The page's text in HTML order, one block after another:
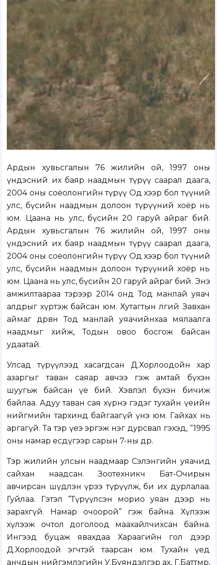
Ардын хувьсгалын 76 жилийн ой, 1997 оны
үндэсний их баяр наадмын түрүү саарал даага,
2004 оны соёолонгийн түрүү Од хээр бол түүний
улс, бүсийн наадмын долоон түрүүний хоёр нь
юм. Цаана нь улс, бүсийн 20 гаруй айраг бий.
Ардын хувьсгалын 76 жилийн ой, 1997 оны
үндэсний их баяр наадмын түрүү саарал даага,
2004 оны соёолонгийн түрүү Од хээр бол түүний
улс, бүсийн наадмын долоон түрүүний хоёр нь
юм. Цаана нь улс, бүсийн 20 гаруй айраг бий. Энэ
амжилтаараа тэрээр 2014 онд Тод манлай уяач
алдрыг хүртэж байсан юм. Хутагтын өлгий Завхан
аймаг дөрвөн Тод манлай уяачийнхаа мялаалга
наадмыг хийж, Тодын овоо босгож байсан
удаатай.
Улсад түрүүлээд хасагдсан Д.Хорлоодойн хар
азаргыг таван саяар авчээ гэж амтай бүхэн
шуугьж байсан үе бий. Хэвлэл бүхэн бичиж
байлаа. Адуу таван сая хүрнэ гэдэг тухайн үеийн
нийгмийн тархинд байгаагүй үнэ юм. Гайхах нь
аргагүй. Та тэр үеэ эргэж нэг дурсвал гэхэд, “1995
оны намар есдүгээр сарын 7-ны өдөр.
Тэр жилийн улсын наадмаар Сэлэнгийн уяачид
сайхан наадсан. Зоотехникч Бат-Очирын
авчирсан шүдлэн үрээ түрүүлж, би их дурлалаа.
Гуйлаа. Гэтэл “Түрүүлсэн морио уяан дээр нь
зарахгүй. Намар очоорой” гэж байна. Хүлээж
хүлээж очтол доголоод маахайлчихсан байна.
Ингээд буцаж явахдаа Хараагийн гол дээр
Д.Хорлоодой эгчтэй таарсан юм. Тухайн үед
анчдын нийгэмлэгийн У.Буяндэлгэр ах, Г.Баттөмөр,